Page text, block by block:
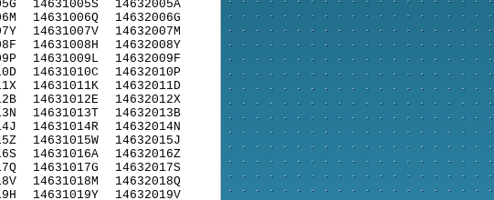
14631005S
14631006Q
14631007V
14631008H
14631009L
14631010C
14631011K
14631012E
14631013T
14631014R
14631015W
14631016A
14631017G
14631018M
14631019Y
14632005A
14632006G
14632007M
14632008Y
14632009F
14632010P
14632011D
14632012X
14632013B
14632014N
14632015J
14632016Z
14632017S
14632018Q
14632019V